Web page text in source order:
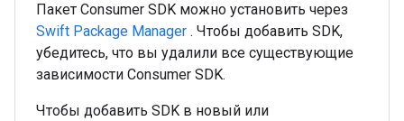
Пакет Consumer SDK можно установить через
Swift Package Manager . Чтобы добавить SDK,
убедитесь, что вы удалили все существующие
зависимости Consumer SDK.
Чтобы добавить SDK в новый или